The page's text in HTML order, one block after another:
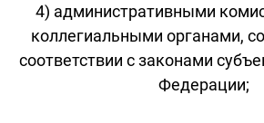
4) административными
коллегиальными органами,
соответствии с законами
Федерации;